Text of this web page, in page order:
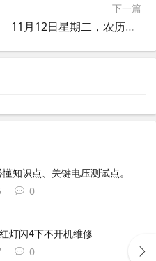
下一篇
11月12日星期二，农历十月十二，工作愉快，平安喜乐
知识点、关键电压测试点。
0
灯闪4下不开机维修
0